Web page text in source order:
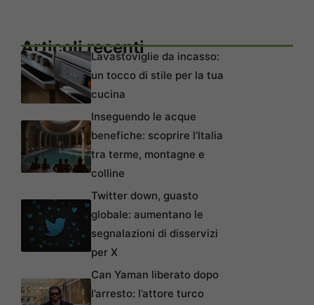
Articoli recentiLavastoviglie da incasso:
un tocco di stile per la tua
cucina
Inseguendo le acque
benefiche: scoprire l’Italia
tra terme, montagne e
colline
Twitter down, guasto
globale: aumentano le
segnalazioni di disservizi
per X
Can Yaman liberato dopo
l’arresto: l’attore turco